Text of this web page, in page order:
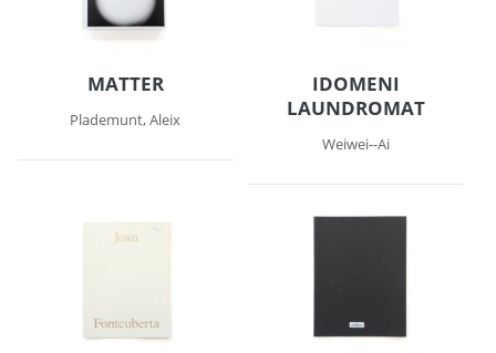
MATTER
Plademunt, Aleix
IDOMENI
LAUNDROMAT
Weiwei--Ai